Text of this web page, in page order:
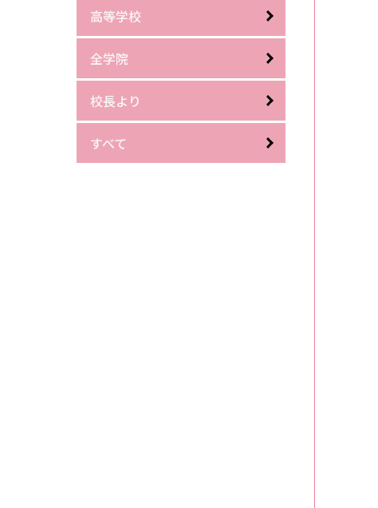
高等学校
全学院
校長より
すべて